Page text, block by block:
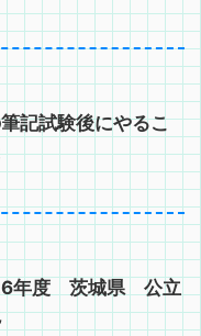
記試験後にやるこ
年度 茨城県 公立